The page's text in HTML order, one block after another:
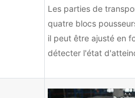
Les parties de
quatre blocs
il peut être ajusté en
détecter l'état